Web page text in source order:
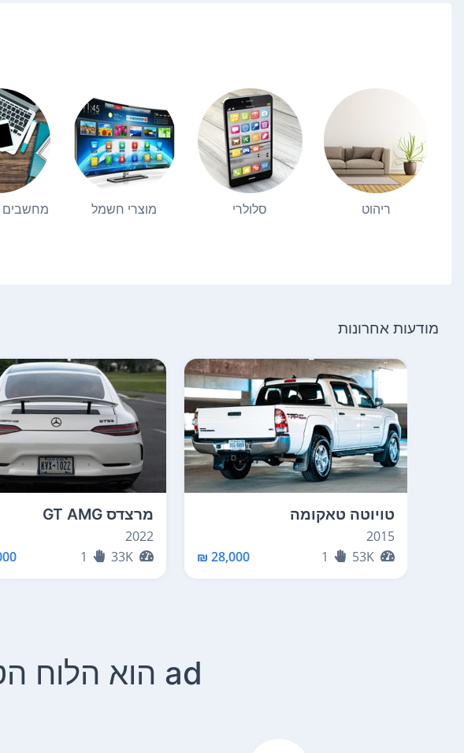
ריהוט סלולרי מוצרי חשמל מחשבים
מודעות אחרונות
טויוטה טאקומה
2015
53K
1
28,000 ₪
מרצדס GT AMG
2022
33K
1
₪
ad הוא הלוח הטוב ביותר בישראל. נקודה.